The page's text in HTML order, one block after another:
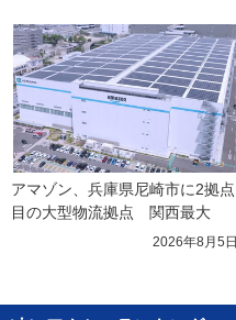
アマゾン、兵庫県尼崎市に2拠点
目の大型物流拠点　関西最大
2026年8月5日